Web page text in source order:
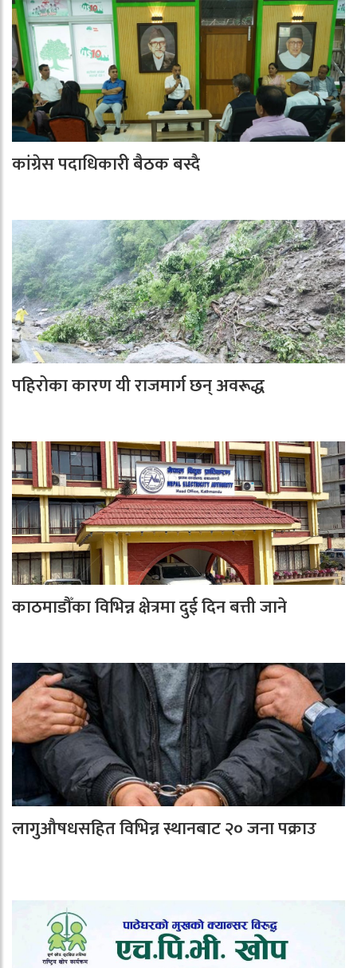
कांग्रेस पदाधिकारी बैठक बस्दै
पहिरोका कारण यी राजमार्ग छन् अवरूद्ध
काठमाडौँका विभिन्न क्षेत्रमा दुई दिन बत्ती जाने
लागुऔषधसहित विभिन्न स्थानबाट २० जना पक्राउ